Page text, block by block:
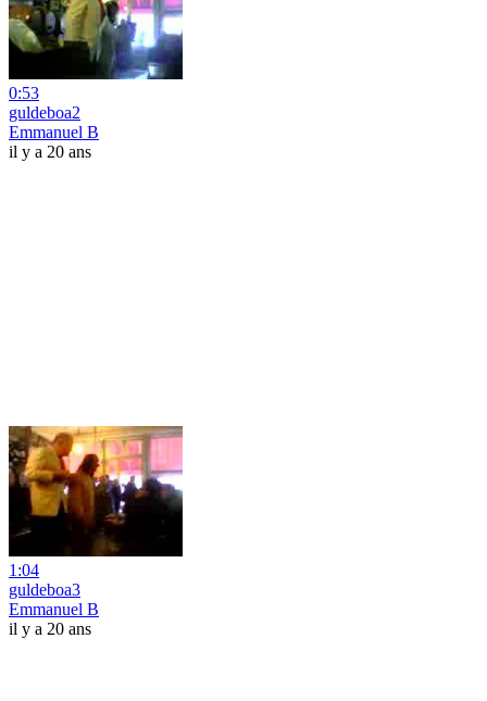
0:53
guldeboa2
Emmanuel B
il y a 20 ans
1:04
guldeboa3
Emmanuel B
il y a 20 ans